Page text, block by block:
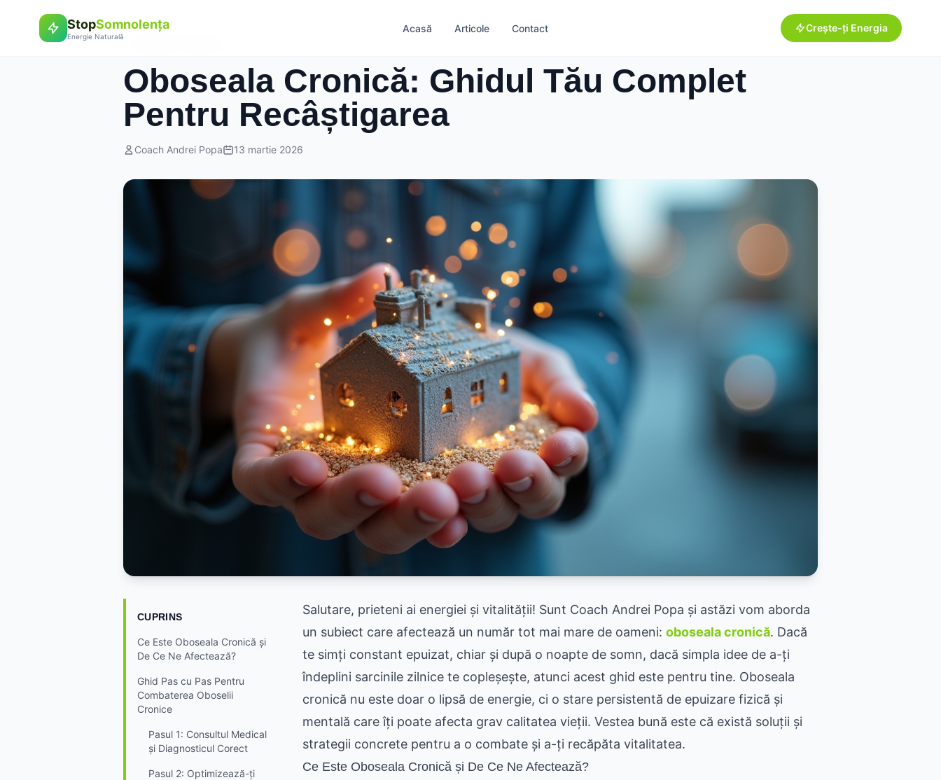
StopSomnolența
Energie Naturală
Acasă Articole Contact
Crește-ți Energia
Oboseala Cronică: Ghidul Tău Complet
Pentru Recâștigarea
Coach Andrei Popa 13 martie 2026
CUPRINS
Ce Este Oboseala Cronică și
De Ce Ne Afectează?
Ghid Pas cu Pas Pentru
Combaterea Oboselii
Cronice
Pasul 1: Consultul Medical
și Diagnosticul Corect
Pasul 2: Optimizează-ți
Salutare, prieteni ai energiei și vitalității! Sunt Coach Andrei Popa și astăzi vom aborda
un subiect care afectează un număr tot mai mare de oameni: oboseala cronică. Dacă
te simți constant epuizat, chiar și după o noapte de somn, dacă simpla idee de a-ți
îndeplini sarcinile zilnice te copleșește, atunci acest ghid este pentru tine. Oboseala
cronică nu este doar o lipsă de energie, ci o stare persistentă de epuizare fizică și
mentală care îți poate afecta grav calitatea vieții. Vestea bună este că există soluții și
strategii concrete pentru a o combate și a-ți recăpăta vitalitatea.
Ce Este Oboseala Cronică și De Ce Ne Afectează?